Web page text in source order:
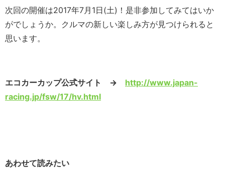
次回の開催は2017年7月1日(土)！是非参加してみてはいか
がでしょうか。クルマの新しい楽しみ方が見つけられると
思います。
エコカーカップ公式サイト → http://www.japan-
racing.jp/fsw/17/hv.html
あわせて読みたい